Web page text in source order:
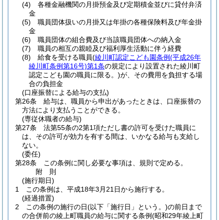
(4)
各種金融機関の月掛預金及び定期積金並びに貸付弁済
金
(5)
職員団体扱いの月掛又は年掛の各種保険料及び年金掛
金
(6)
職員団体の組合費及び当該職員団体への納入金
(7)
職員の相互の親睦及び福利厚生活動に伴う経費
(8)
給食を受ける職員(綾川町認定こども園条例(平成26年
綾川町条例第16号)第1条の規定により設置された綾川町
認定こども園の職員に限る。)が、その費用を負担する場
合の負担金
(口座振替による給与の支払)
第26条
給与は、職員から申出があったときは、口座振替の
方法により支払うことができる。
(専従休職者の給与)
第27条
法第55条の2第1項ただし書の許可を受けた職員に
は、その許可が効力を有する間は、いかなる給与も支給し
ない。
(委任)
第28条
この条例に関し必要な事項は、規則で定める。
附 則
(施行期日)
1
この条例は、平成18年3月21日から施行する。
(経過措置)
2
この条例の施行の日(以下「施行日」という。)の前日まで
の合併前の綾上町職員の給与に関する条例(昭和29年綾上町